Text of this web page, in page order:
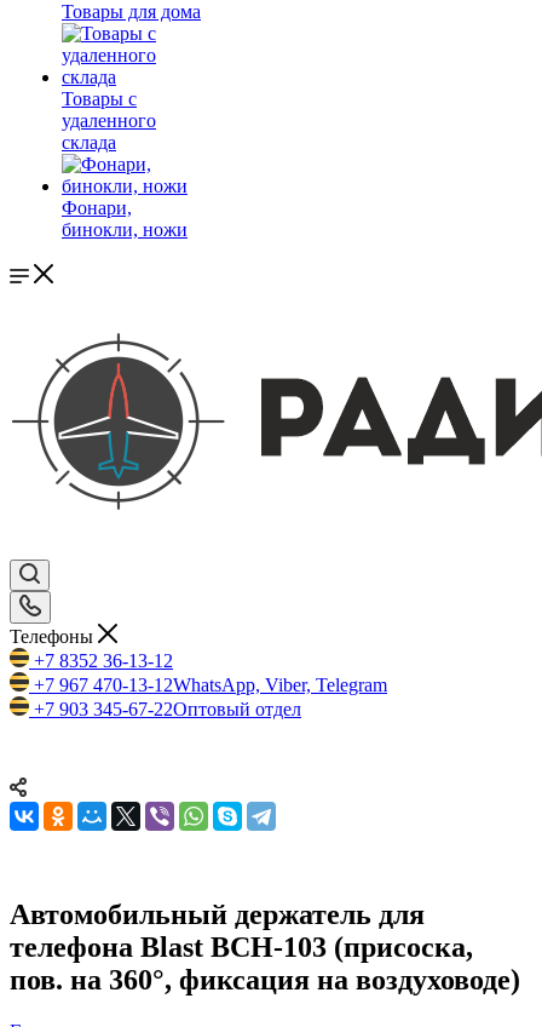
Товары для дома
Товары с
удаленного
склада
Фонари,
бинокли, ножи
Телефоны
+7 8352 36-13-12
+7 967 470-13-12WhatsApp, Viber, Telegram
+7 903 345-67-22Оптовый отдел
Автомобильный держатель для
телефона Blast BCH-103 (присоска,
пов. на 360°, фиксация на воздуховоде)